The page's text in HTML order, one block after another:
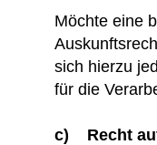
Möchte eine
sich hierzu
für die
c) Recht